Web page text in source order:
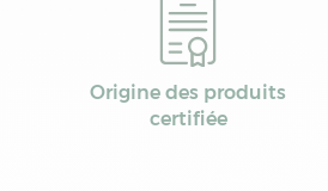
Origine des produits
certifiée